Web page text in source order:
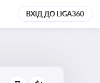
ВХІД ДО LIGA360